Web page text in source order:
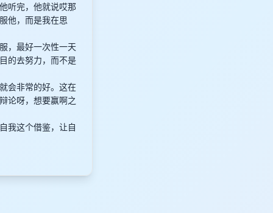
听完，他就说哎那
他，而是我在思
，最好一次性一天
的去努力，而不是
会非常的好。这在
论呀，想要赢啊之
我这个借鉴，让自